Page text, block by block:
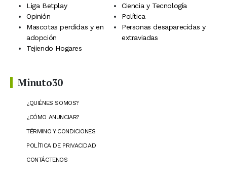
Liga Betplay
Ciencia y Tecnología
Opinión
Política
Mascotas perdidas y en
adopción
Personas desaparecidas y
extraviadas
Tejiendo Hogares
Minuto30
¿QUIÉNES SOMOS?
¿CÓMO ANUNCIAR?
TÉRMINO Y CONDICIONES
POLÍTICA DE PRIVACIDAD
CONTÁCTENOS